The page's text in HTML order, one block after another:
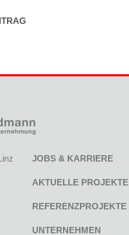
JOBS & KARRIERE
AKTUELLE PROJEKTE
REFERENZPROJEKTE
UNTERNEHMEN